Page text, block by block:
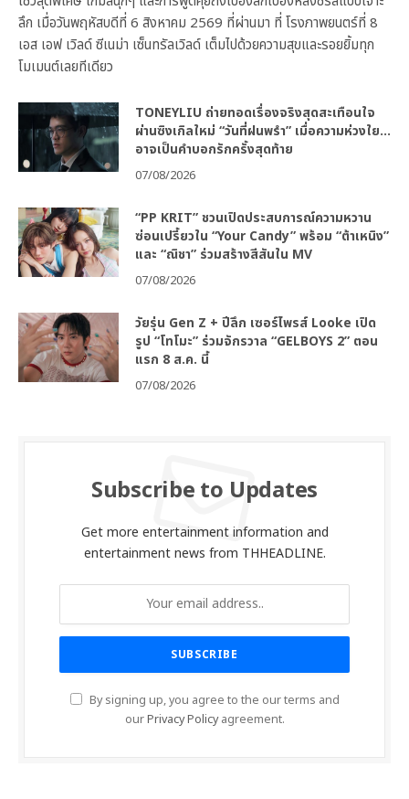
ลึก เมื่อวันพฤหัสบดีที่ 6 สิงหาคม 2569 ที่ผ่านมา ที่ โรงภาพยนตร์ที่ 8
เอส เอฟ เวิลด์ ซีเนม่า เซ็นทรัลเวิลด์ เต็มไปด้วยความสุขและรอยยิ้มทุก
โมเมนต์เลยทีเดียว
TONEYLIU ถ่ายทอดเรื่องจริงสุดสะเทือนใจ
ผ่านซิงเกิลใหม่ “วันที่ฝนพรำ” เมื่อความห่วงใย…
อาจเป็นคำบอกรักครั้งสุดท้าย
07/08/2026
“PP KRIT” ชวนเปิดประสบการณ์ความหวาน
ซ่อนเปรี้ยวใน “Your Candy” พร้อม “ต้าเหนิง”
และ “ณิชา” ร่วมสร้างสีสันใน MV
07/08/2026
วัยรุ่น Gen Z + ปีลึก เซอร์ไพรส์ Looke เปิด
รูป “โทโมะ” ร่วมจักรวาล “GELBOYS 2” ตอน
แรก 8 ส.ค. นี้
07/08/2026
Subscribe to Updates
Get more entertainment information and
entertainment news from THHEADLINE.
By signing up, you agree to the our terms and
ourPrivacy Policyagreement.